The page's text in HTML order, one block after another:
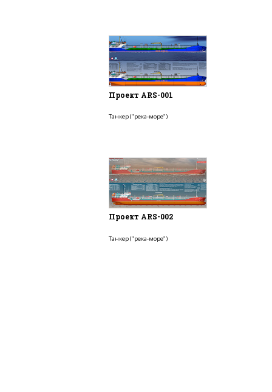
Проект ARS-001
Танкер ("река-море")
Проект ARS-002
Танкер ("река-море")